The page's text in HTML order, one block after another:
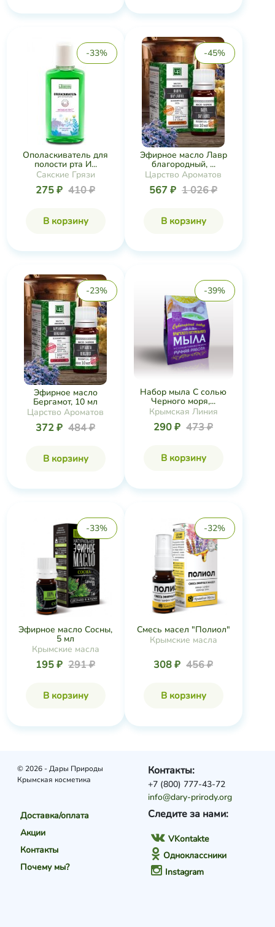
-33%
Ополаскиватель для
полости рта И...
Сакские Грязи
275 ₽ 410 ₽
В корзину
-45%
Эфирное масло Лавр
благородный, ...
Царство Ароматов
567 ₽ 1 026 ₽
В корзину
-23%
Эфирное масло
Бергамот, 10 мл
Царство Ароматов
372 ₽ 484 ₽
В корзину
-39%
Набор мыла С солью
Черного моря,...
Крымская Линия
290 ₽ 473 ₽
В корзину
-33%
Эфирное масло Сосны,
5 мл
Крымские масла
195 ₽ 291 ₽
В корзину
-32%
Смесь масел "Полиол"
Крымские масла
308 ₽ 456 ₽
В корзину
© 2026 - Дары Природы
Крымская косметика
Доставка/оплата
Акции
Контакты
Почему мы?
Следите за нами:
VKontakte
Одноклассники
Instagram
Контакты:
+7 (800) 777-43-72
info@dary-prirody.org